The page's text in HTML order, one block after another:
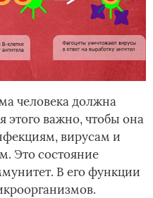
человека должна
этого важно, чтобы она
вирусам и
Это состояние
В его функции